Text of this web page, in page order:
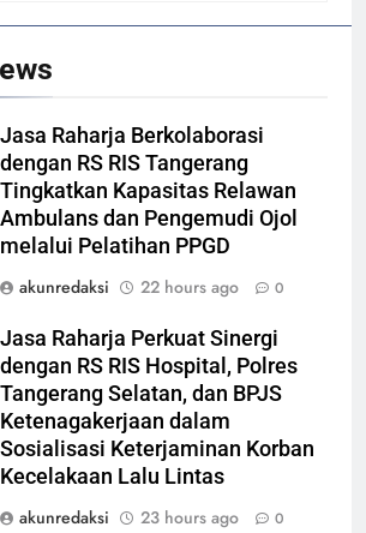
Jasa Raharja Berkolaborasi
dengan RS RIS Tangerang
Tingkatkan Kapasitas Relawan
Ambulans dan Pengemudi Ojol
melalui Pelatihan PPGD
akunredaksi
22 hours ago 0
Jasa Raharja Perkuat Sinergi
dengan RS RIS Hospital, Polres
Tangerang Selatan, dan BPJS
Ketenagakerjaan dalam
Sosialisasi Keterjaminan Korban
Kecelakaan Lalu Lintas
akunredaksi
23 hours ago 0